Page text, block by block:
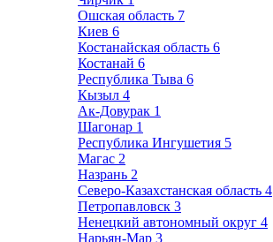
Ошская область 7
Киев 6
Костанайская область 6
Костанай 6
Республика Тыва 6
Кызыл 4
Ак-Довурак 1
Шагонар 1
Республика Ингушетия 5
Магас 2
Назрань 2
Северо-Казахстанская область 4
Петропавловск 3
Ненецкий автономный округ 4
Нарьян-Мар 3